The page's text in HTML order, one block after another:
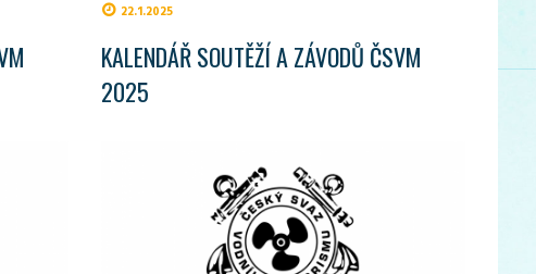
22.1.2025
KALENDÁŘ SOUTĚŽÍ A ZÁVODŮ ČSVM
2025